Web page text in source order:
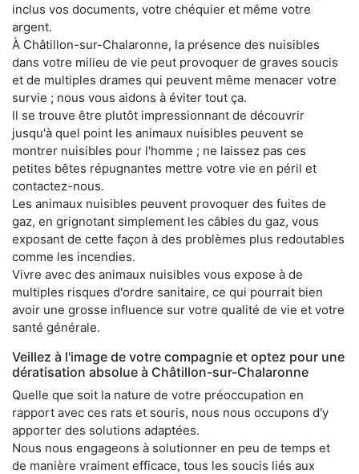
inclus vos documents, votre chéquier et même votre
argent.
À Châtillon-sur-Chalaronne, la présence des nuisibles
dans votre milieu de vie peut provoquer de graves soucis
et de multiples drames qui peuvent même menacer votre
survie ; nous vous aidons à éviter tout ça.
Il se trouve être plutôt impressionnant de découvrir
jusqu'à quel point les animaux nuisibles peuvent se
montrer nuisibles pour l'homme ; ne laissez pas ces
petites bêtes répugnantes mettre votre vie en péril et
contactez-nous.
Les animaux nuisibles peuvent provoquer des fuites de
gaz, en grignotant simplement les câbles du gaz, vous
exposant de cette façon à des problèmes plus redoutables
comme les incendies.
Vivre avec des animaux nuisibles vous expose à de
multiples risques d'ordre sanitaire, ce qui pourrait bien
avoir une grosse influence sur votre qualité de vie et votre
santé générale.
Veillez à l'image de votre compagnie et optez pour une
dératisation absolue à Châtillon-sur-Chalaronne
Quelle que soit la nature de votre préoccupation en
rapport avec ces rats et souris, nous nous occupons d'y
apporter des solutions adaptées.
Nous nous engageons à solutionner en peu de temps et
de manière vraiment efficace, tous les soucis liés aux